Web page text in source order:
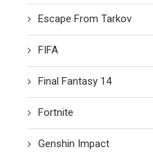
Escape From Tarkov
FIFA
Final Fantasy 14
Fortnite
Genshin Impact